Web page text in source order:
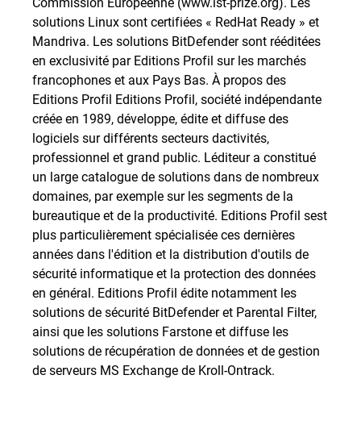
solutions Linux sont certifiées « RedHat Ready » et
Mandriva. Les solutions BitDefender sont rééditées
en exclusivité par Editions Profil sur les marchés
francophones et aux Pays Bas. À propos des
Editions Profil Editions Profil, société indépendante
créée en 1989, développe, édite et diffuse des
logiciels sur différents secteurs dactivités,
professionnel et grand public. Léditeur a constitué
un large catalogue de solutions dans de nombreux
domaines, par exemple sur les segments de la
bureautique et de la productivité. Editions Profil sest
plus particulièrement spécialisée ces dernières
années dans l'édition et la distribution d'outils de
sécurité informatique et la protection des données
en général. Editions Profil édite notamment les
solutions de sécurité BitDefender et Parental Filter,
ainsi que les solutions Farstone et diffuse les
solutions de récupération de données et de gestion
de serveurs MS Exchange de Kroll-Ontrack.